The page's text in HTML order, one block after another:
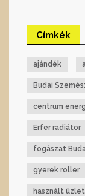
Címkék
ajándék
Budai
centrum
Erfer radiátor
fogászat
gyerek roller
használt